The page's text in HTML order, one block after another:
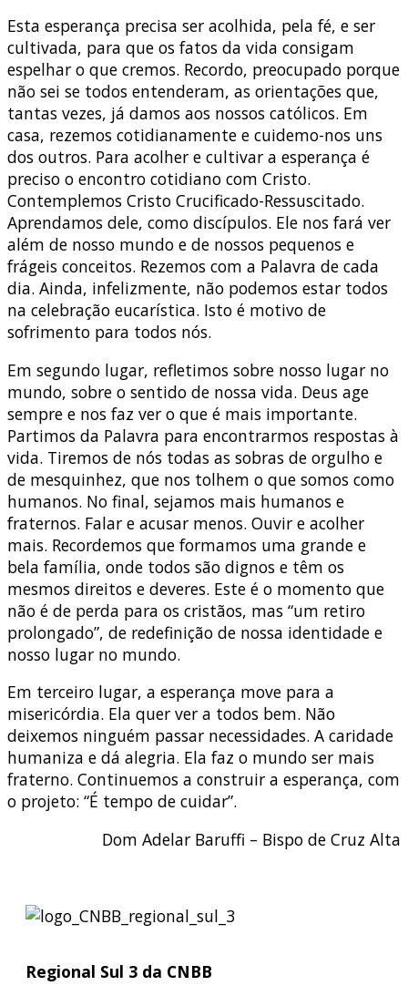
Esta esperança precisa ser acolhida, pela fé, e ser
cultivada, para que os fatos da vida consigam
espelhar o que cremos. Recordo, preocupado porque
não sei se todos entenderam, as orientações que,
tantas vezes, já damos aos nossos católicos. Em
casa, rezemos cotidianamente e cuidemo-nos uns
dos outros. Para acolher e cultivar a esperança é
preciso o encontro cotidiano com Cristo.
Contemplemos Cristo Crucificado-Ressuscitado.
Aprendamos dele, como discípulos. Ele nos fará ver
além de nosso mundo e de nossos pequenos e
frágeis conceitos. Rezemos com a Palavra de cada
dia. Ainda, infelizmente, não podemos estar todos
na celebração eucarística. Isto é motivo de
sofrimento para todos nós.
Em segundo lugar, refletimos sobre nosso lugar no
mundo, sobre o sentido de nossa vida. Deus age
sempre e nos faz ver o que é mais importante.
Partimos da Palavra para encontrarmos respostas à
vida. Tiremos de nós todas as sobras de orgulho e
de mesquinhez, que nos tolhem o que somos como
humanos. No final, sejamos mais humanos e
fraternos. Falar e acusar menos. Ouvir e acolher
mais. Recordemos que formamos uma grande e
bela família, onde todos são dignos e têm os
mesmos direitos e deveres. Este é o momento que
não é de perda para os cristãos, mas “um retiro
prolongado”, de redefinição de nossa identidade e
nosso lugar no mundo.
Em terceiro lugar, a esperança move para a
misericórdia. Ela quer ver a todos bem. Não
deixemos ninguém passar necessidades. A caridade
humaniza e dá alegria. Ela faz o mundo ser mais
fraterno. Continuemos a construir a esperança, com
o projeto: “É tempo de cuidar”.
Dom Adelar Baruffi – Bispo de Cruz Alta
Regional Sul 3 da CNBB